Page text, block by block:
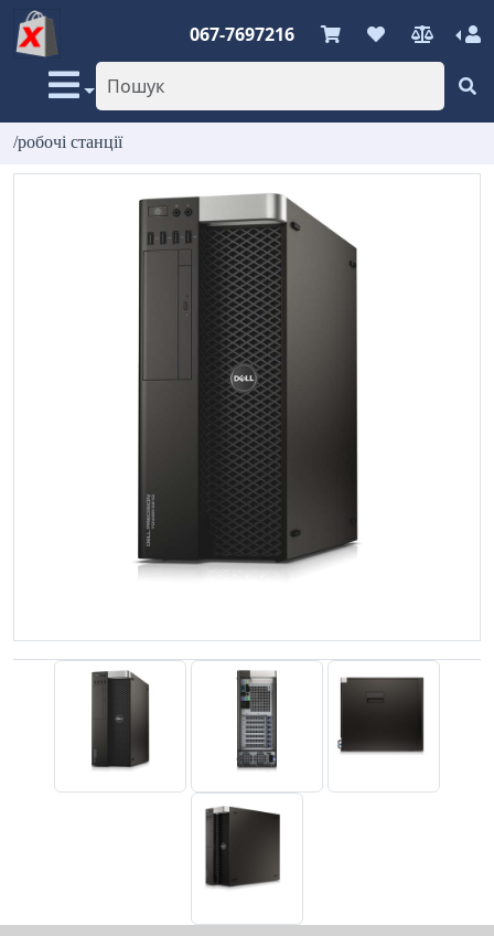
067-7697216
/робочі станції